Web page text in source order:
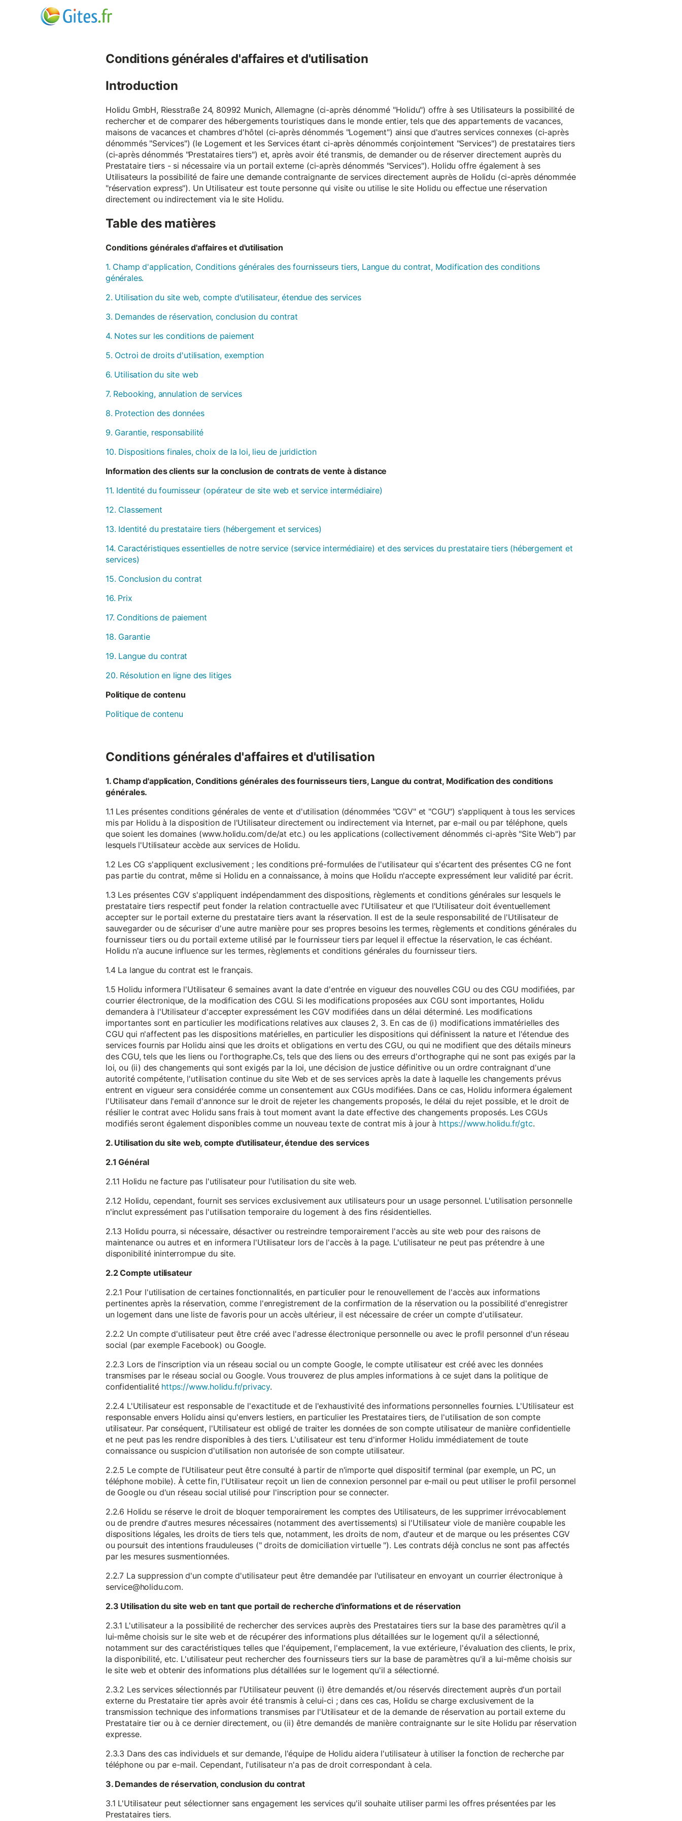
Conditions générales d'affaires et d'utilisation
Introduction
Holidu GmbH, Riesstraße 24, 80992 Munich, Allemagne (ci-après dénommé "Holidu") offre à ses Utilisateurs la possibilité de
rechercher et de comparer des hébergements touristiques dans le monde entier, tels que des appartements de vacances,
maisons de vacances et chambres d'hôtel (ci-après dénommés "Logement") ainsi que d'autres services connexes (ci-après
dénommés "Services") (le Logement et les Services étant ci-après dénommés conjointement "Services") de prestataires tiers
(ci-après dénommés "Prestataires tiers") et, après avoir été transmis, de demander ou de réserver directement auprès du
Prestataire tiers - si nécessaire via un portail externe (ci-après dénommés "Services"). Holidu offre également à ses
Utilisateurs la possibilité de faire une demande contraignante de services directement auprès de Holidu (ci-après dénommée
"réservation express"). Un Utilisateur est toute personne qui visite ou utilise le site Holidu ou effectue une réservation
directement ou indirectement via le site Holidu.
Table des matières
Conditions générales d'affaires et d'utilisation
1. Champ d'application, Conditions générales des fournisseurs tiers, Langue du contrat, Modification des conditions
générales.
2. Utilisation du site web, compte d'utilisateur, étendue des services
3. Demandes de réservation, conclusion du contrat
4. Notes sur les conditions de paiement
5. Octroi de droits d'utilisation, exemption
6. Utilisation du site web
7. Rebooking, annulation de services
8. Protection des données
9. Garantie, responsabilité
10. Dispositions finales, choix de la loi, lieu de juridiction
Information des clients sur la conclusion de contrats de vente à distance
11. Identité du fournisseur (opérateur de site web et service intermédiaire)
12. Classement
13. Identité du prestataire tiers (hébergement et services)
14. Caractéristiques essentielles de notre service (service intermédiaire) et des services du prestataire tiers (hébergement et
services)
15. Conclusion du contrat
16. Prix
17. Conditions de paiement
18. Garantie
19. Langue du contrat
20. Résolution en ligne des litiges
Politique de contenu
Politique de contenu
Conditions générales d'affaires et d'utilisation
1. Champ d'application, Conditions générales des fournisseurs tiers, Langue du contrat, Modification des conditions
générales.
1.1 Les présentes conditions générales de vente et d'utilisation (dénommées "CGV" et "CGU") s'appliquent à tous les services
mis par Holidu à la disposition de l'Utilisateur directement ou indirectement via Internet, par e-mail ou par téléphone, quels
que soient les domaines (www.holidu.com/de/at etc.) ou les applications (collectivement dénommés ci-après "Site Web") par
lesquels l'Utilisateur accède aux services de Holidu.
1.2 Les CG s'appliquent exclusivement ; les conditions pré-formulées de l'utilisateur qui s'écartent des présentes CG ne font
pas partie du contrat, même si Holidu en a connaissance, à moins que Holidu n'accepte expressément leur validité par écrit.
1.3 Les présentes CGV s'appliquent indépendamment des dispositions, règlements et conditions générales sur lesquels le
prestataire tiers respectif peut fonder la relation contractuelle avec l'Utilisateur et que l'Utilisateur doit éventuellement
accepter sur le portail externe du prestataire tiers avant la réservation. Il est de la seule responsabilité de l'Utilisateur de
sauvegarder ou de sécuriser d'une autre manière pour ses propres besoins les termes, règlements et conditions générales du
fournisseur tiers ou du portail externe utilisé par le fournisseur tiers par lequel il effectue la réservation, le cas échéant.
Holidu n'a aucune influence sur les termes, règlements et conditions générales du fournisseur tiers.
1.4 La langue du contrat est le français.
1.5 Holidu informera l'Utilisateur 6 semaines avant la date d'entrée en vigueur des nouvelles CGU ou des CGU modifiées, par
courrier électronique, de la modification des CGU. Si les modifications proposées aux CGU sont importantes, Holidu
demandera à l'Utilisateur d'accepter expressément les CGV modifiées dans un délai déterminé. Les modifications
importantes sont en particulier les modifications relatives aux clauses 2, 3. En cas de (i) modifications immatérielles des
CGU qui n'affectent pas les dispositions matérielles, en particulier les dispositions qui définissent la nature et l'étendue des
services fournis par Holidu ainsi que les droits et obligations en vertu des CGU, ou qui ne modifient que des détails mineurs
des CGU, tels que les liens ou l'orthographe.Cs, tels que des liens ou des erreurs d'orthographe qui ne sont pas exigés par la
loi, ou (ii) des changements qui sont exigés par la loi, une décision de justice définitive ou un ordre contraignant d'une
autorité compétente, l'utilisation continue du site Web et de ses services après la date à laquelle les changements prévus
entrent en vigueur sera considérée comme un consentement aux CGUs modifiées. Dans ce cas, Holidu informera également
l'Utilisateur dans l'email d'annonce sur le droit de rejeter les changements proposés, le délai du rejet possible, et le droit de
résilier le contrat avec Holidu sans frais à tout moment avant la date effective des changements proposés. Les CGUs
modifiés seront également disponibles comme un nouveau texte de contrat mis à jour à https://www.holidu.fr/gtc.
2. Utilisation du site web, compte d'utilisateur, étendue des services
2.1 Général
2.1.1 Holidu ne facture pas l'utilisateur pour l'utilisation du site web.
2.1.2 Holidu, cependant, fournit ses services exclusivement aux utilisateurs pour un usage personnel. L'utilisation personnelle
n'inclut expressément pas l'utilisation temporaire du logement à des fins résidentielles.
2.1.3 Holidu pourra, si nécessaire, désactiver ou restreindre temporairement l'accès au site web pour des raisons de
maintenance ou autres et en informera l'Utilisateur lors de l'accès à la page. L'utilisateur ne peut pas prétendre à une
disponibilité ininterrompue du site.
2.2 Compte utilisateur
2.2.1 Pour l'utilisation de certaines fonctionnalités, en particulier pour le renouvellement de l'accès aux informations
pertinentes après la réservation, comme l'enregistrement de la confirmation de la réservation ou la possibilité d'enregistrer
un logement dans une liste de favoris pour un accès ultérieur, il est nécessaire de créer un compte d'utilisateur.
2.2.2 Un compte d'utilisateur peut être créé avec l'adresse électronique personnelle ou avec le profil personnel d'un réseau
social (par exemple Facebook) ou Google.
2.2.3 Lors de l'inscription via un réseau social ou un compte Google, le compte utilisateur est créé avec les données
transmises par le réseau social ou Google. Vous trouverez de plus amples informations à ce sujet dans la politique de
confidentialité https://www.holidu.fr/privacy.
2.2.4 L'Utilisateur est responsable de l'exactitude et de l'exhaustivité des informations personnelles fournies. L'Utilisateur est
responsable envers Holidu ainsi qu'envers lestiers, en particulier les Prestataires tiers, de l'utilisation de son compte
utilisateur. Par conséquent, l'Utilisateur est obligé de traiter les données de son compte utilisateur de manière confidentielle
et ne peut pas les rendre disponibles à des tiers. L'utilisateur est tenu d'informer Holidu immédiatement de toute
connaissance ou suspicion d'utilisation non autorisée de son compte utilisateur.
2.2.5 Le compte de l'Utilisateur peut être consulté à partir de n'importe quel dispositif terminal (par exemple, un PC, un
téléphone mobile). À cette fin, l'Utilisateur reçoit un lien de connexion personnel par e-mail ou peut utiliser le profil personnel
de Google ou d'un réseau social utilisé pour l'inscription pour se connecter.
2.2.6 Holidu se réserve le droit de bloquer temporairement les comptes des Utilisateurs, de les supprimer irrévocablement
ou de prendre d'autres mesures nécessaires (notamment des avertissements) si l'Utilisateur viole de manière coupable les
dispositions légales, les droits de tiers tels que, notamment, les droits de nom, d'auteur et de marque ou les présentes CGV
ou poursuit des intentions frauduleuses (" droits de domiciliation virtuelle "). Les contrats déjà conclus ne sont pas affectés
par les mesures susmentionnées.
2.2.7 La suppression d'un compte d'utilisateur peut être demandée par l'utilisateur en envoyant un courrier électronique à
service@holidu.com.
2.3 Utilisation du site web en tant que portail de recherche d'informations et de réservation
2.3.1 L'utilisateur a la possibilité de rechercher des services auprès des Prestataires tiers sur la base des paramètres qu'il a
lui-même choisis sur le site web et de récupérer des informations plus détaillées sur le logement qu'il a sélectionné,
notamment sur des caractéristiques telles que l'équipement, l'emplacement, la vue extérieure, l'évaluation des clients, le prix,
la disponibilité, etc. L'utilisateur peut rechercher des fournisseurs tiers sur la base de paramètres qu'il a lui-même choisis sur
le site web et obtenir des informations plus détaillées sur le logement qu'il a sélectionné.
2.3.2 Les services sélectionnés par l'Utilisateur peuvent (i) être demandés et/ou réservés directement auprès d'un portail
externe du Prestataire tier après avoir été transmis à celui-ci ; dans ces cas, Holidu se charge exclusivement de la
transmission technique des informations transmises par l'Utilisateur et de la demande de réservation au portail externe du
Prestataire tier ou à ce dernier directement, ou (ii) être demandés de manière contraignante sur le site Holidu par réservation
expresse.
2.3.3 Dans des cas individuels et sur demande, l'équipe de Holidu aidera l'utilisateur à utiliser la fonction de recherche par
téléphone ou par e-mail. Cependant, l'utilisateur n'a pas de droit correspondant à cela.
3. Demandes de réservation, conclusion du contrat
3.1 L'Utilisateur peut sélectionner sans engagement les services qu'il souhaite utiliser parmi les offres présentées par les
Prestataires tiers.